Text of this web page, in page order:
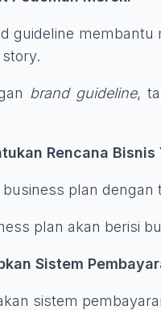
guideline membantu
brand guideline,
Rencana Bisnis
business plan dengan
plan akan berisi
Sistem
sistem